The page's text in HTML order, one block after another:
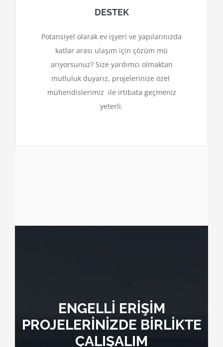
DESTEK
Potansiyel olarak ev işyeri ve yapılarınızda
katlar arası ulaşım için çözüm mü
arıyorsunuz? Size yardımcı olmaktan
mutluluk duyarız, projelerinize özel
mühendislerimiz ile irtibata geçmeniz
yeterli.
ENGELLİ ERİŞİM
PROJELERİNİZDE BİRLİKTE
ÇALIŞALIM